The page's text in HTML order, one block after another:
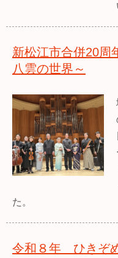
新松江市合併20
八雲の世界～
た。
令和８年 ひきぞ